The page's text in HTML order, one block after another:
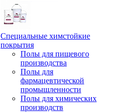
Специальные химстойкие
покрытия
Полы для пищевого
производства
Полы для
фармацевтической
промышленности
Полы для химических
производств